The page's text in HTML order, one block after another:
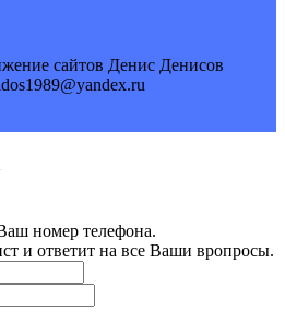
сайтов Денис Денисов
номер телефона.
и ответит на все Ваши вропросы.